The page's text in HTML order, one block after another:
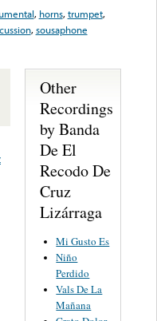
, horns,trumpet,
,sousaphone
Other
Recordings
by Banda
De El
Recodo De
Cruz
Lizárraga
Mi Gusto Es
Niño
Perdido
Vals De La
Mañana